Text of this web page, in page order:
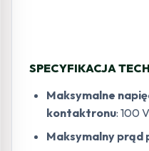
SPECYFIKACJA
Maksymalne
kontaktronu: 100 V
Maksymalny prąd